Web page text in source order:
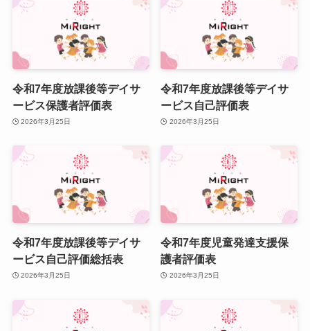
令和7年度放課後等デイサ
ービス保護者評価表
2026年3月25日
令和7年度放課後等デイサ
ービス自己評価表
2026年3月25日
令和7年度放課後等デイサ
ービス自己評価総括表
2026年3月25日
令和7年度児童発達支援保
護者評価表
2026年3月25日